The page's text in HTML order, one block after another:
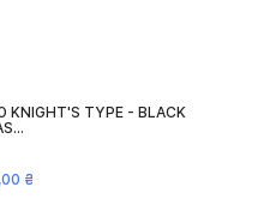
TYPE - BLACK
,00 ₴